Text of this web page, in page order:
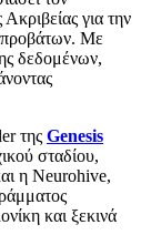
για την
Με
δεδομένων,
της Genesis
σταδίου,
η Neurohive,
και ξεκινά